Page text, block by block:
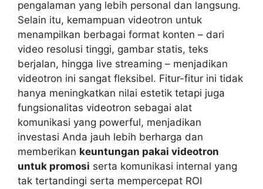
pengalaman yang lebih personal dan langsung.
Selain itu, kemampuan videotron untuk
menampilkan berbagai format konten – dari
video resolusi tinggi, gambar statis, teks
berjalan, hingga live streaming – menjadikan
videotron ini sangat fleksibel. Fitur-fitur ini tidak
hanya meningkatkan nilai estetik tetapi juga
fungsionalitas videotron sebagai alat
komunikasi yang powerful, menjadikan
investasi Anda jauh lebih berharga dan
memberikan keuntungan pakai videotron
untuk promosi serta komunikasi internal yang
tak tertandingi serta mempercepat ROI